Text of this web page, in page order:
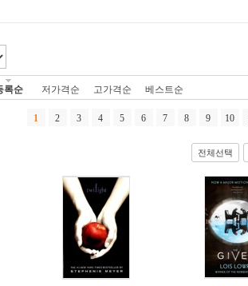
록순 저가격순 고가격순 베스트순
1 2 3 4 5 6 7 8 9 10
전체선택